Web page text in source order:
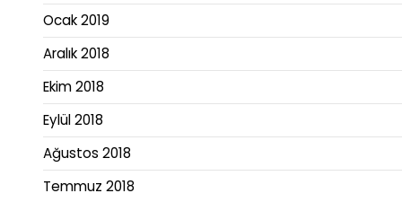
Ocak 2019
Aralık 2018
Ekim 2018
Eylül 2018
Ağustos 2018
Temmuz 2018